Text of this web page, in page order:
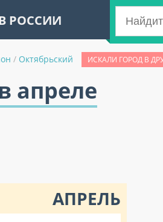
РОССИИ
/ Октябрьский ИСКАЛИ ГОРОД В
апреле
АПРЕЛЬ